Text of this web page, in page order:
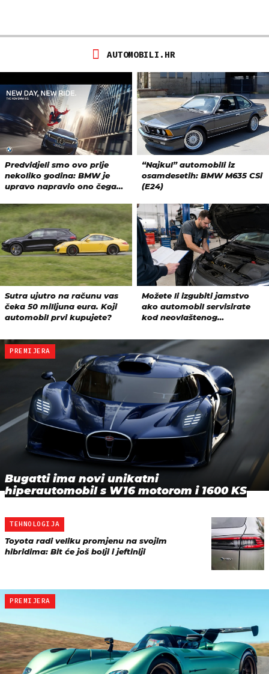
PREMIJERA
Bugatti ima novi unikatni
hiperautomobil s W16 motorom i 1600 KS
TEHNOLOGIJA
Toyota radi veliku promjenu na svojim
hibridima: Bit će još bolji i jeftiniji
PREMIJERA